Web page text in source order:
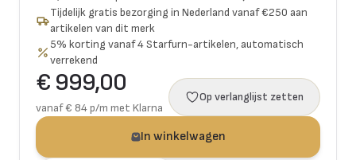
Tijdelijk gratis bezorging in Nederland vanaf €250 aan
artikelen van dit merk
5% korting vanaf 4 Starfurn-artikelen, automatisch
verrekend
€ 999,00
vanaf € 84 p/m met Klarna
Op verlanglijst zetten
In winkelwagen